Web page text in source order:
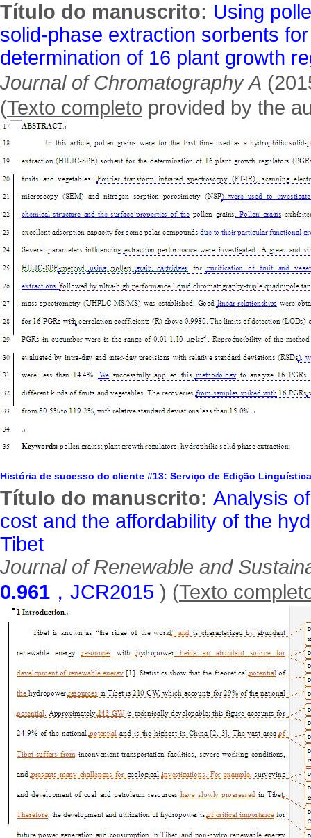
Título do manuscrito: Using
solid-phase extraction sorbents
determination of 16 plant growth
Journal of Chromatography A
(Texto completo provided by the
História de sucesso do cliente #13: Serviço de Edição Linguística
Título do manuscrito: Analysis
cost and the affordability of the
Tibet
Journal of Renewable and
0.961 ，JCR2015 ) (Texto